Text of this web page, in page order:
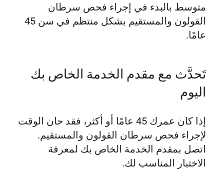
متوسط بالبدء في إجراء فحص سرطان
القولون والمستقيم بشكل منتظم في سن 45
عامًا.
تَحدَّث مع مقدم الخدمة الخاص بك
اليوم
إذا كان عمرك 45 عامًا أو أكثر، فقد حان الوقت
لإجراء فحص سرطان القولون والمستقيم.
اتصل بمقدم الخدمة الخاص بك لمعرفة
الاختبار المناسب لك.